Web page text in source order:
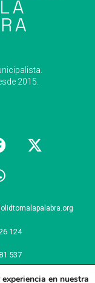
2015.
124
537
en nuestra